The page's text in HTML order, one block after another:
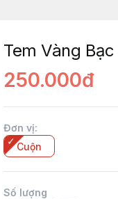
Tem Vàng
250.000đ
Đơn vị:
Cuộn
Số lượng